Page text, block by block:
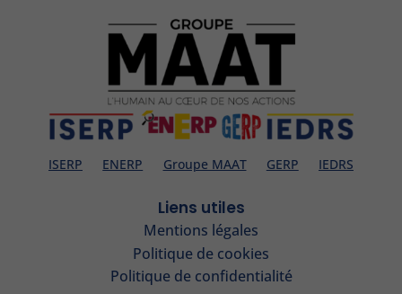
ISERP ENERP Groupe MAAT GERP IEDRS
Liens utiles
Mentions légales
Politique de cookies
Politique de confidentialité